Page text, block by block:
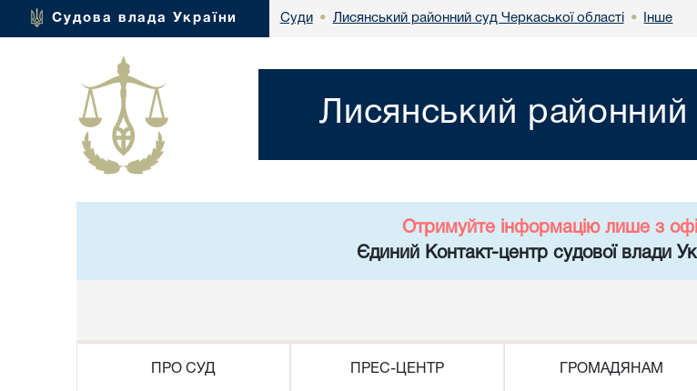
Судова влада України Суди • Лисянський районний суд Черкаської області • Інше
Лисянський районний
Отримуйте інформацію лише з
Єдиний Контакт-центр судової влади
ПРО СУД ПРЕС-ЦЕНТР ГРОМАДЯНАМ